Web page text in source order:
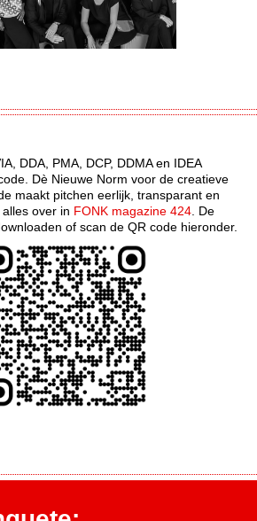
DDA, PMA, DCP, DDMA en IDEA
Dè Nieuwe Norm voor de creatieve
maakt pitchen eerlijk, transparant en
over in FONK magazine 424 . De
of scan de QR code hieronder.